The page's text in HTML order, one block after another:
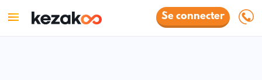
Se connecter